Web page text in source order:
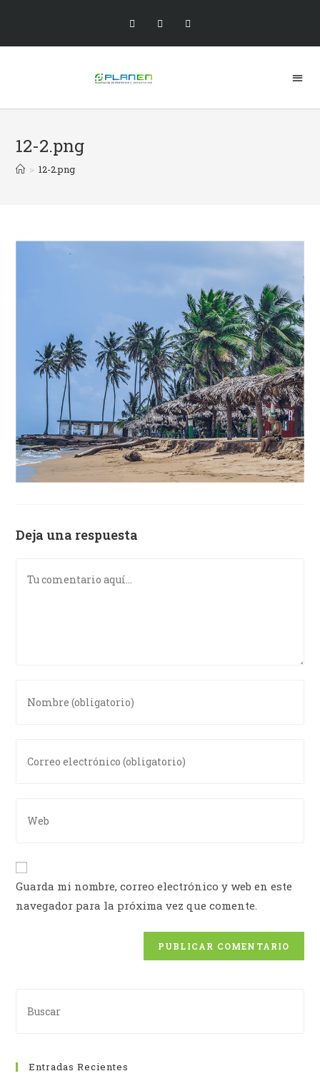
12-2.png
> 12-2.png
Deja una respuesta
Guarda mi nombre, correo electrónico y web en este
navegador para la próxima vez que comente.
Entradas Recientes